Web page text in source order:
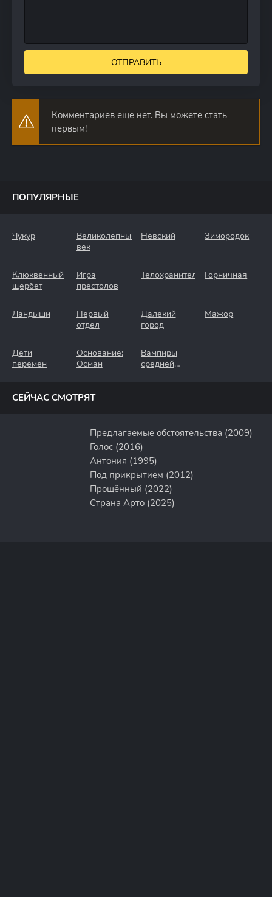
ОТПРАВИТЬ
Комментариев еще нет. Вы можете стать
первым!
ПОПУЛЯРНЫЕ
Чукур
Великолепный
век
Невский Зимородок
Клюквенный
щербет
Игра
престолов
Телохранители Горничная
Ландыши
Первый
отдел
Далёкий
город
Мажор
Дети
перемен
Основание:
Осман
Вампиры
средней
СЕЙЧАС СМОТРЯТ
Предлагаемые обстоятельства (2009)
Голос (2016)
Антония (1995)
Под прикрытием (2012)
Прощённый (2022)
Страна Арто (2025)